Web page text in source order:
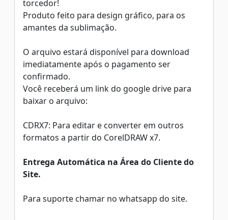
torcedor!
Produto feito para design gráfico, para os
amantes da sublimação.
O arquivo estará disponível para download
imediatamente após o pagamento ser
confirmado.
Você receberá um link do google drive para
baixar o arquivo:
CDRX7: Para editar e converter em outros
formatos a partir do CorelDRAW x7.
Entrega Automática na Área do Cliente do
Site.
Para suporte chamar no whatsapp do site.